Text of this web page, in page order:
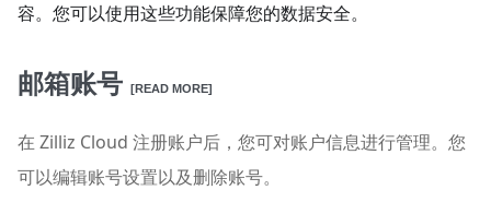
容。您可以使用这些功能保障您的数据安全。
邮箱账号 [READ MORE]
在 Zilliz Cloud 注册账户后，您可对账户信息进行管理。您
可以编辑账号设置以及删除账号。